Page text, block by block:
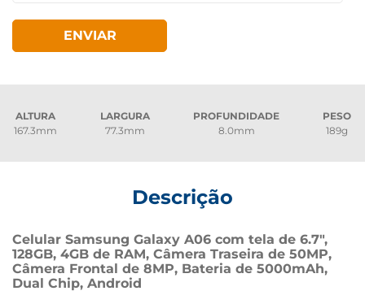
ENVIAR
ALTURA
167.3mm
LARGURA
77.3mm
PROFUNDIDADE
8.0mm
PESO
189g
Descrição
Celular Samsung Galaxy A06 com tela de 6.7",
128GB, 4GB de RAM, Câmera Traseira de 50MP,
Câmera Frontal de 8MP, Bateria de 5000mAh,
Dual Chip, Android